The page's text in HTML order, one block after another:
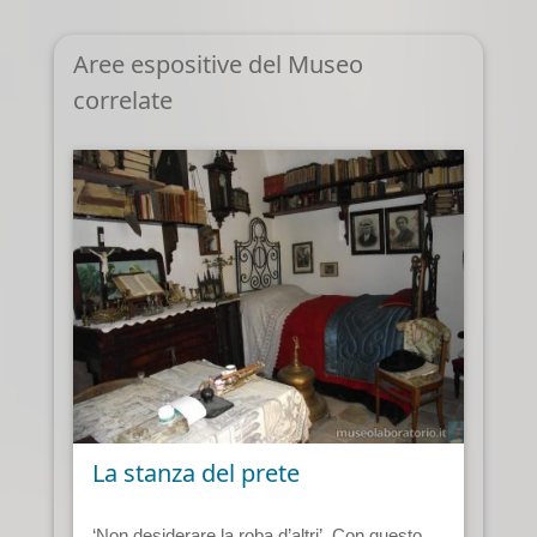
Aree espositive del Museo
correlate
La stanza del prete